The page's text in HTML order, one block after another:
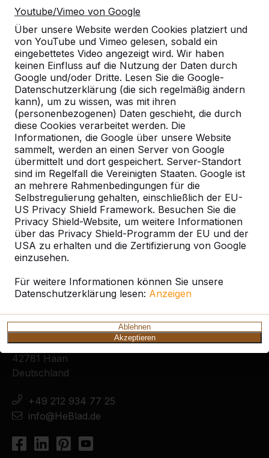
Youtube/Vimeo von Google
Über unsere Website werden Cookies platziert und
von YouTube und Vimeo gelesen, sobald ein
eingebettetes Video angezeigt wird. Wir haben
keinen Einfluss auf die Nutzung der Daten durch
Google und/oder Dritte. Lesen Sie die Google-
Datenschutzerklärung (die sich regelmäßig ändern
kann), um zu wissen, was mit ihren
(personenbezogenen) Daten geschieht, die durch
diese Cookies verarbeitet werden. Die
Informationen, die Google über unsere Website
sammelt, werden an einen Server von Google
übermittelt und dort gespeichert. Server-Standort
sind im Regelfall die Vereinigten Staaten. Google ist
an mehrere Rahmenbedingungen für die
Selbstregulierung gehalten, einschließlich der EU-
US Privacy Shield Framework. Besuchen Sie die
Privacy Shield-Website, um weitere Informationen
über das Privacy Shield-Programm der EU und der
USA zu erhalten und die Zertifizierung von Google
einzusehen.
Für weitere Informationen können Sie unsere
Datenschutzerklärung lesen: Anzeigen
Ablehnen
Akzeptieren
Alles anzeigen
Kategorie
Alles anzeigen
Ort oder Postleitzahl suchen
Zie ook
Hennigsdorf Oberkrämer Oranienburg
HeBlad Deutschland
Diekerstraße 97
42781 Haan
Deutschland
+49 212 934 77 25
info@HeBlad.de